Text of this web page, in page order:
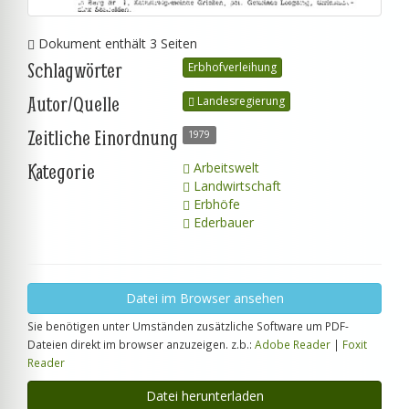
Dokument enthält 3 Seiten
Schlagwörter Erbhofverleihung
Autor/Quelle Landesregierung
Zeitliche Einordnung 1979
Kategorie
Arbeitswelt
Landwirtschaft
Erbhöfe
Ederbauer
Datei im Browser ansehen
Sie benötigen unter Umständen zusätzliche Software um PDF-
Dateien direkt im browser anzuzeigen. z.b.: Adobe Reader | Foxit
Reader
Datei herunterladen